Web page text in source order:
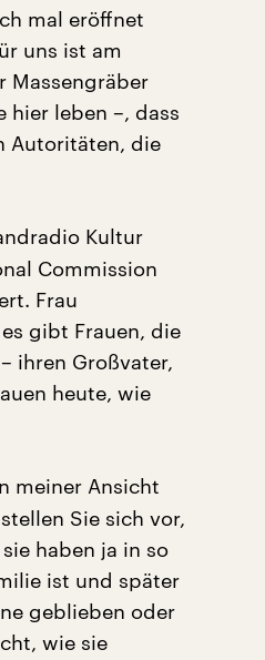
mal eröffnet
uns ist am
Massengräber
hier leben –, dass
Autoritäten, die
Kultur
Commission
Frau
gibt Frauen, die
ihren Großvater,
heute, wie
meiner Ansicht
Sie sich vor,
haben ja in so
ist und später
geblieben oder
wie sie